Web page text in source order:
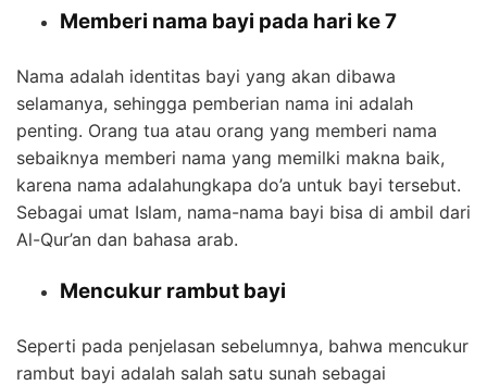
Memberi nama bayi pada hari ke 7
Nama adalah identitas bayi yang akan dibawa
selamanya, sehingga pemberian nama ini adalah
penting. Orang tua atau orang yang memberi nama
sebaiknya memberi nama yang memilki makna baik,
karena nama adalahungkapa do’a untuk bayi tersebut.
Sebagai umat Islam, nama-nama bayi bisa di ambil dari
Al-Qur’an dan bahasa arab.
Mencukur rambut bayi
Seperti pada penjelasan sebelumnya, bahwa mencukur
rambut bayi adalah salah satu sunah sebagai